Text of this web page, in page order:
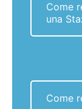
Come
una
Come